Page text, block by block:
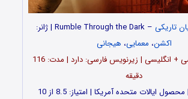
تاریکی –Rumble Through the Dark | ژانر:
اکشن، معمایی، هیجانی
زبان: دوبله فارسی + انگلیسی | زیرنویس فارسی: دارد | مدت: 116
دقیقه